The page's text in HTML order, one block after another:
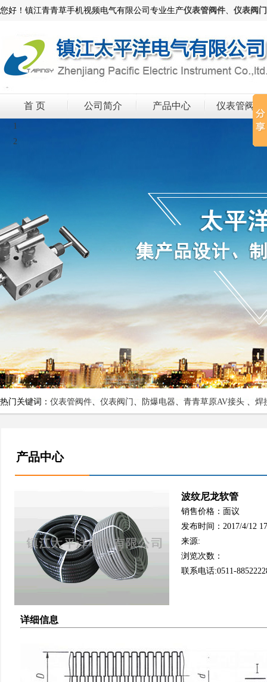
您好！镇江青青草手机视频电气有限公司专业生产仪表管阀件、 仪表阀门
首 页 公司简介 产品中心 仪表管阀件
1
2
热门关键词： 仪表管阀件、 仪表阀门 、 防爆电器、 青青草原AV接头 、 焊
产品中心
波纹尼龙软管
销售价格：面议
发布时间：2017/4/12
来源:
浏览次数：
联系电话:0511-
详细信息